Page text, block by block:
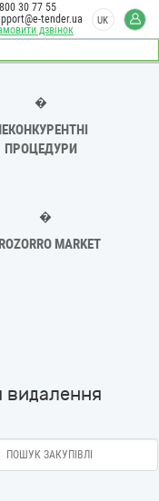
дзвінок
30 77 55
tender.ua
UK
�
ПРОЦЕДУРИ
�
MARKET
видалення